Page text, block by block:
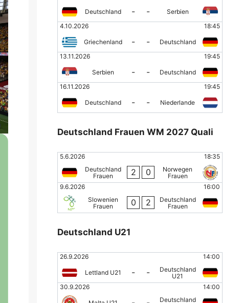
Deutschland - -
Serbien
4.10.2026
18:45
Griechenland - -
Deutschland
13.11.2026
19:45
Serbien - -
Deutschland
16.11.2026
19:45
Deutschland - - Niederlande
Deutschland Frauen WM 2027 Quali
5.6.2026
18:35
Deutschland
Frauen
2 0
Norwegen
Frauen
9.6.2026
16:00
Slowenien
Frauen
0 2
Deutschland
Frauen
Deutschland U21
26.9.2026 14:00
Lettland U21 - -
Deutschland
U21
30.9.2026
14:00
Deutschland